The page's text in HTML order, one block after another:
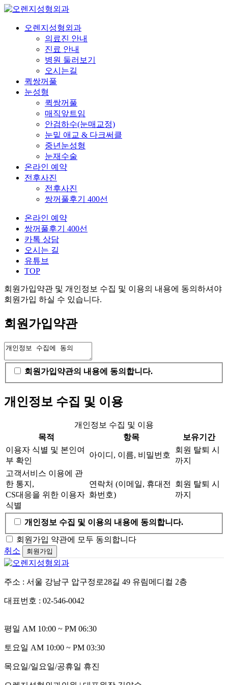
오렌지성형외과
의료진 안내
진료 안내
병원 둘러보기
오시는길
퀵쌍꺼풀
눈성형
퀵쌍꺼풀
매직앞트임
안검하수(눈매교정)
눈밑 애교 & 다크써클
중년눈성형
눈재수술
온라인 예약
전후사진
전후사진
쌍꺼풀후기 400선
온라인 예약
쌍꺼풀후기 400선
카톡 상담
오시는 길
유튜브
TOP
회원가입약관 및 개인정보 수집 및 이용의 내용에 동의하셔야
회원가입 하실 수 있습니다.
회원가입약관
회원가입약관의 내용에 동의합니다.
개인정보 수집 및 이용
개인정보 수집 및 이용
목적
항목
보유기간
이용자 식별 및 본인여
부 확인
아이디, 이름, 비밀번호
회원 탈퇴 시
까지
고객서비스 이용에 관
한 통지,
CS대응을 위한 이용자
식별
연락처 (이메일, 휴대전
화번호)
회원 탈퇴 시
까지
개인정보 수집 및 이용의 내용에 동의합니다.
회원가입 약관에 모두 동의합니다
취소
회원가입
주소 : 서울 강남구 압구정로28길 49 유림메디컬 2층
대표번호 : 02-546-0042
평일 AM 10:00 ~ PM 06:30
토요일 AM 10:00 ~ PM 03:30
목요일/일요일/공휴일 휴진